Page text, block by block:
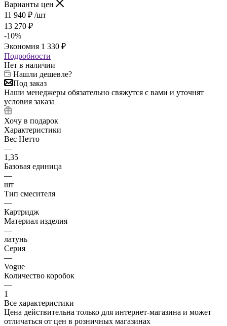
Варианты цен
11 940 ₽ /шт
13 270 ₽
-10%
Экономия 1 330 ₽
Подробности
Нет в наличии
Нашли дешевле?
Под заказ
Наши менеджеры обязательно свяжутся с вами и уточнят
условия заказа
Хочу в подарок
Характеристики
Вес Нетто
—
1,35
Базовая единица
—
шт
Тип смесителя
—
Картридж
Материал изделия
—
латунь
Серия
—
Vogue
Количество коробок
—
1
Все характеристики
Цена действительна только для интернет-магазина и может
отличаться от цен в розничных магазинах